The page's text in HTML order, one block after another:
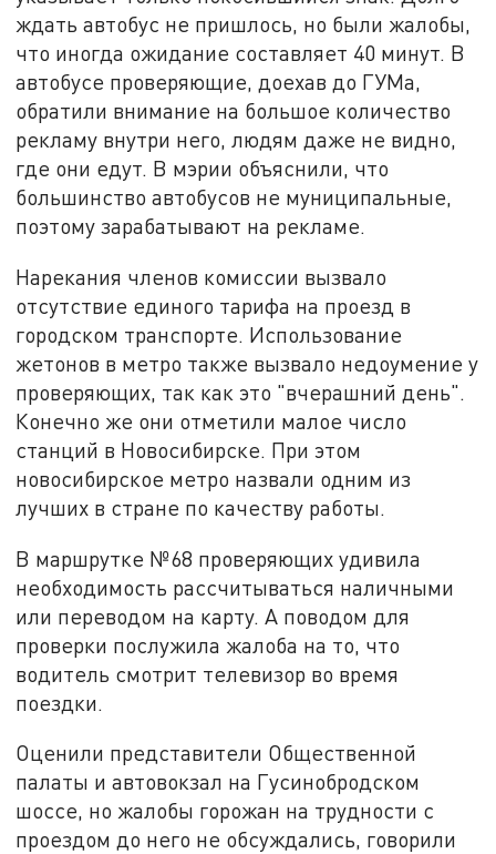
ждать автобус не пришлось, но были жалобы,
что иногда ожидание составляет 40 минут. В
автобусе проверяющие, доехав до ГУМа,
обратили внимание на большое количество
рекламу внутри него, людям даже не видно,
где они едут. В мэрии объяснили, что
большинство автобусов не муниципальные,
поэтому зарабатывают на рекламе.
Нарекания членов комиссии вызвало
отсутствие единого тарифа на проезд в
городском транспорте. Использование
жетонов в метро также вызвало недоумение у
проверяющих, так как это "вчерашний день".
Конечно же они отметили малое число
станций в Новосибирске. При этом
новосибирское метро назвали одним из
лучших в стране по качеству работы.
В маршрутке №68 проверяющих удивила
необходимость рассчитываться наличными
или переводом на карту. А поводом для
проверки послужила жалоба на то, что
водитель смотрит телевизор во время
поездки.
Оценили представители Общественной
палаты и автовокзал на Гусинобродском
шоссе, но жалобы горожан на трудности с
проездом до него не обсуждались, говорили